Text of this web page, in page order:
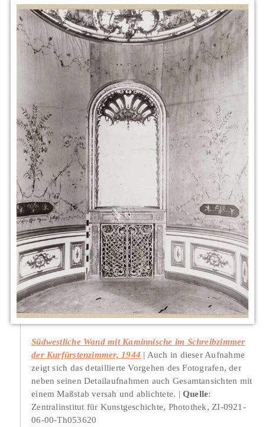
Südwestliche Wand mit Kaminnische im Schreibzimmer
der Kurfürstenzimmer, 1944
Auch in dieser Aufnahme
zeigt sich das detaillierte Vorgehen des Fotografen, der
neben seinen Detailaufnahmen auch Gesamtansichten mit
einem Maßstab versah und ablichtete.
Quelle:
Zentralinstitut für Kunstgeschichte, Photothek, ZI-0921-
06-00-Th053620